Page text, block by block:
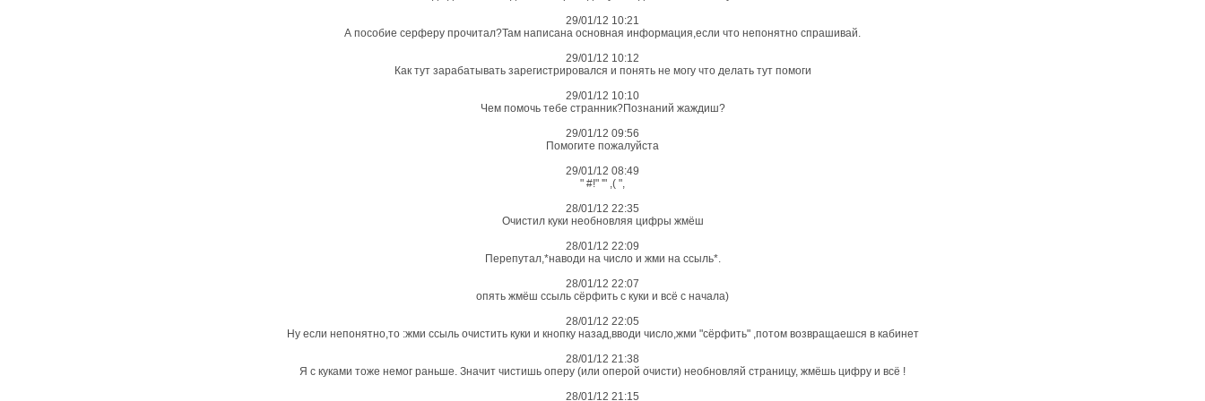
29/01/12 10:21
А пособие серферу прочитал?Там написана основная информация,если что непонятно спрашивай.
29/01/12 10:12
Как тут зарабатывать зарегистрировался и понять не могу что делать тут помоги
29/01/12 10:10
Чем помочь тебе странник?Познаний жаждиш?
29/01/12 09:56
Помогите пожалуйста
29/01/12 08:49
" #!" '" ,( ",
28/01/12 22:35
Очистил куки необновляя цифры жмёш
28/01/12 22:09
Перепутал,*наводи на число и жми на ссыль*.
28/01/12 22:07
опять жмёш ссыль сёрфить с куки и всё с начала)
28/01/12 22:05
Ну если непонятно,то :жми ссыль очистить куки и кнопку назад,вводи число,жми "сёрфить" ,потом возвращаешся в кабинет
28/01/12 21:38
Я с куками тоже немог раньше. Значит чистишь оперу (или оперой очисти) необновляй страницу, жмёшь цифру и всё !
28/01/12 21:15